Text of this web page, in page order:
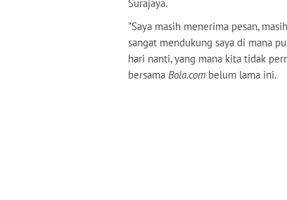
Surajaya.
"Saya masih menerima pesan,
sangat mendukung saya di mana
hari nanti, yang mana kita tidak
bersama Bola.com belum lama ini.